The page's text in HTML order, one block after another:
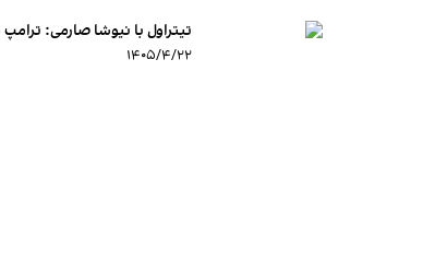
تیتراول با نیوشا صارمی: ترامپ
۱۴۰۵/۴/۲۲